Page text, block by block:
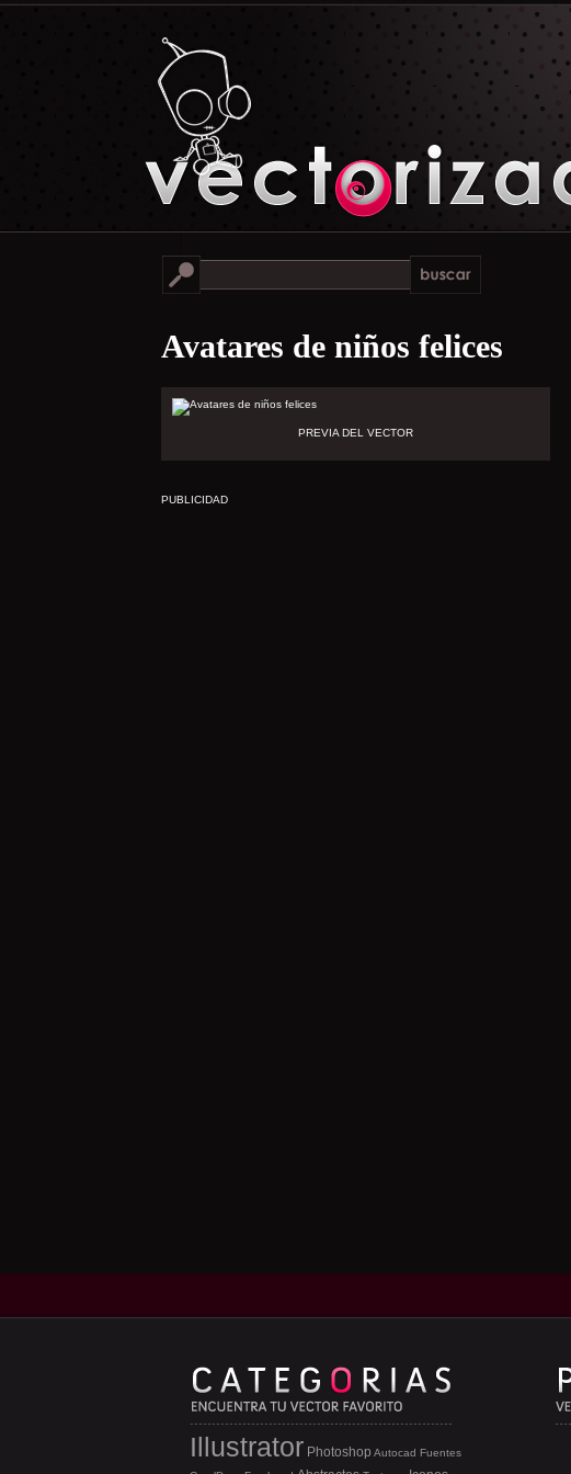
Avatares de niños felices
PREVIA DEL VECTOR
PUBLICIDAD
Illustrator Photoshop Autocad Fuentes